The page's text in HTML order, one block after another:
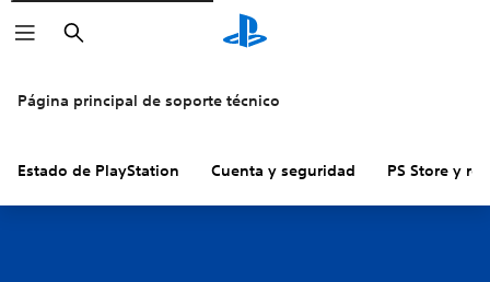
Buscar
Página principal de soporte técnico
Estado de PlayStation Cuenta y seguridad PS Store y